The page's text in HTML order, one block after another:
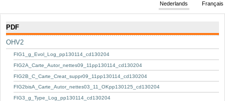
De spelregels
Stedenbouwkundige vergunning
Cartografie
Studies en publicaties
Sleutelwoorden
Stedenbouwkundige inlichtingen
Français
Nederlands
PDF
OHV2
FIG1_g_Evol_Log_pp130114_cd130204
FIG2A_Carte_Autor_nettes09_11pp130114_cd130204
FIG2B_C_Carte_Creat_suppr09_11pp130114_cd130204
FIG2bisA_Carte_Autor_nettes03_11_OKpp130125_cd130204
FIG3_g_Type_Log_pp130114_cd130204